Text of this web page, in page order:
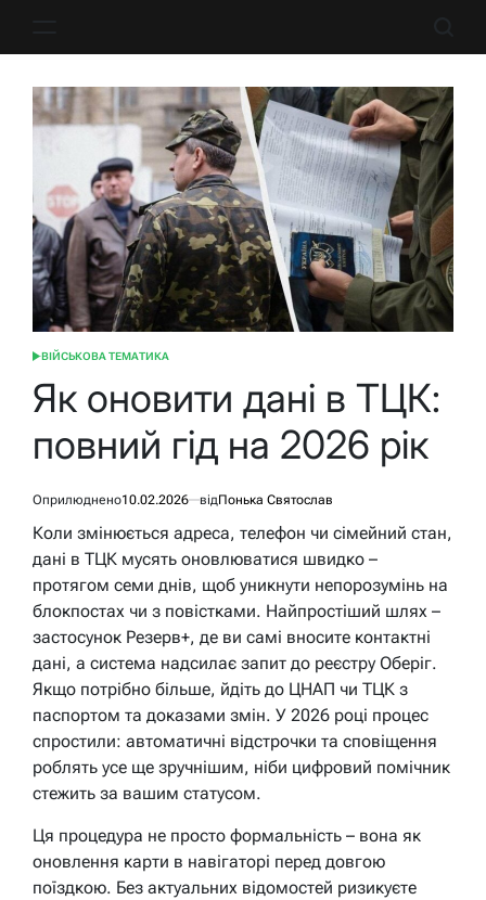
ОПУБЛІКУВАТИ
ВІЙСЬКОВА ТЕМАТИКА
Як оновити дані в ТЦК:
повний гід на 2026 рік
Оприлюднено10.02.2026 відПонька Святослав
Коли змінюється адреса, телефон чи сімейний стан,
дані в ТЦК мусять оновлюватися швидко –
протягом семи днів, щоб уникнути непорозумінь на
блокпостах чи з повістками. Найпростіший шлях –
застосунок Резерв+, де ви самі вносите контактні
дані, а система надсилає запит до реєстру Оберіг.
Якщо потрібно більше, йдіть до ЦНАП чи ТЦК з
паспортом та доказами змін. У 2026 році процес
спростили: автоматичні відстрочки та сповіщення
роблять усе ще зручнішим, ніби цифровий помічник
стежить за вашим статусом.
Ця процедура не просто формальність – вона як
оновлення карти в навігаторі перед довгою
поїздкою. Без актуальних відомостей ризикуєте